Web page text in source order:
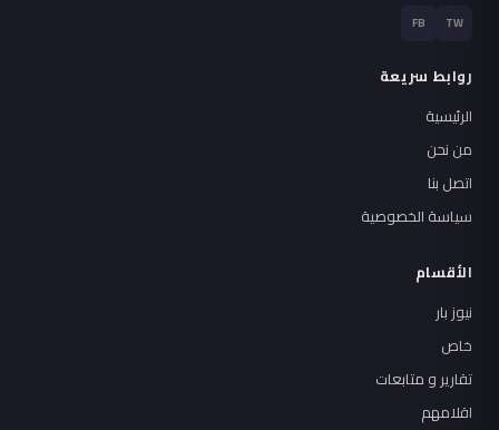
TW
FB
روابط سريعة
الرئيسية
من نحن
اتصل بنا
سياسة الخصوصية
الأقسام
نيوز بار
خاص
تقارير و متابعات
اقلامهم